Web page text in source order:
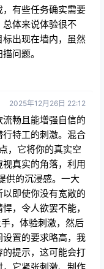
有些任务确实需要
体来说体验很不
出现在墙内，虽然
问题。
2025年12月26日 22:12
畅且能增强自信的
特工的刺激。混合
，它将你的真实空
真实的角落，利用
供的沉浸感。一大
即使你没有宽敞的
，令人欲罢不能，
，体验刺激，然后
置的要求略高，我
提示，这可能会打